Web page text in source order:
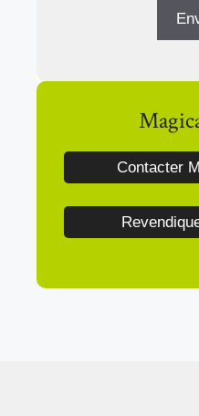
Contacter